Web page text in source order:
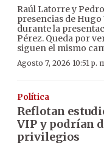
Raúl Latorre y
presencias de
durante la
Pérez. Queda por
siguen el mismo
Agosto 7, 2026 10:51 p.
Política
Reflotan
VIP y podrían
privilegios